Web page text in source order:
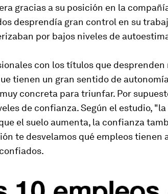
gracias a su posición en la
desprendía gran control en su
por bajos niveles de
con los títulos que desprenden
tienen un gran sentido de
concreta para triunfar. Por
de confianza. Según el estudio,
el suelo aumenta, la confianza
te desvelamos qué empleos tienen